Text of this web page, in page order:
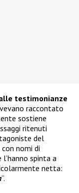
testimonianze
raccontato
sostiene
ritenuti
del
nomi di
spinta a
netta:
“.